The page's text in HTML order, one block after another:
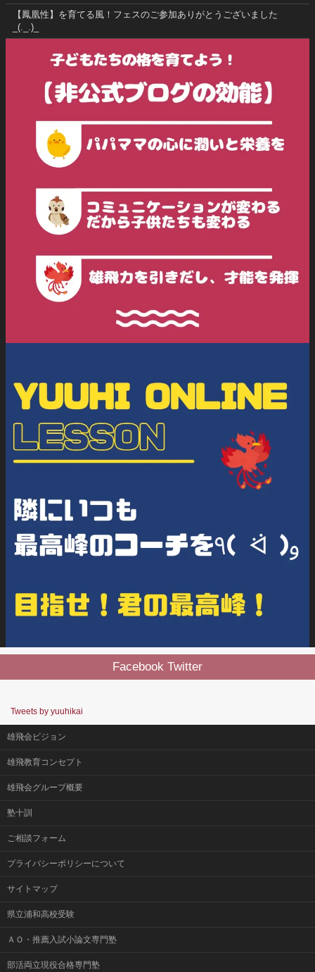
【鳳凰性】を育てる風！フェスのご参加ありがとうございました
_(._.)_
Facebook Twitter
Tweets by yuuhikai
雄飛会ビジョン
雄飛教育コンセプト
雄飛会グループ概要
塾十訓
ご相談フォーム
プライバシーポリシーについて
サイトマップ
県立浦和高校受験
ＡＯ・推薦入試小論文専門塾
部活両立現役合格専門塾